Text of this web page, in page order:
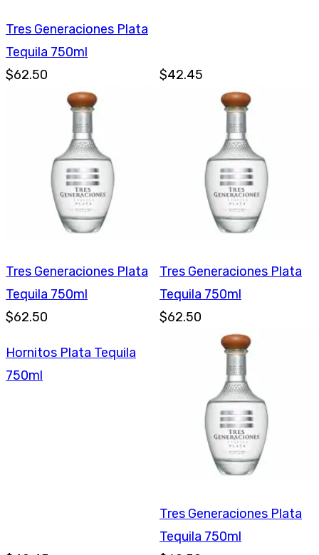
Tres Generaciones Plata
Tequila 750ml
$62.50
$42.45
Tres Generaciones Plata
Tequila 750ml
$62.50
Tres Generaciones Plata
Tequila 750ml
$62.50
Hornitos Plata Tequila
750ml
Tres Generaciones Plata
Tequila 750ml